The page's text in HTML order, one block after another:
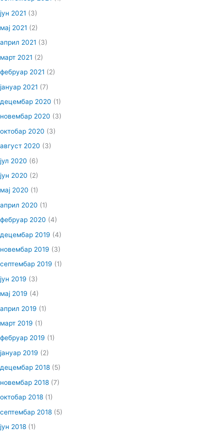
јун 2021 (3)
мај 2021 (2)
април 2021 (3)
март 2021 (2)
фебруар 2021 (2)
јануар 2021 (7)
децембар 2020 (1)
новембар 2020 (3)
октобар 2020 (3)
август 2020 (3)
јул 2020 (6)
јун 2020 (2)
мај 2020 (1)
април 2020 (1)
фебруар 2020 (4)
децембар 2019 (4)
новембар 2019 (3)
септембар 2019 (1)
јун 2019 (3)
мај 2019 (4)
април 2019 (1)
март 2019 (1)
фебруар 2019 (1)
јануар 2019 (2)
децембар 2018 (5)
новембар 2018 (7)
октобар 2018 (1)
септембар 2018 (5)
јун 2018 (1)